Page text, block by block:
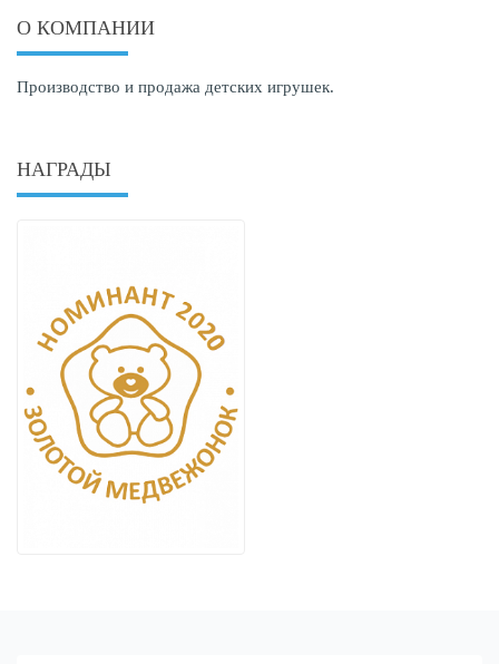
О КОМПАНИИ
Производство и продажа детских игрушек.
НАГРАДЫ